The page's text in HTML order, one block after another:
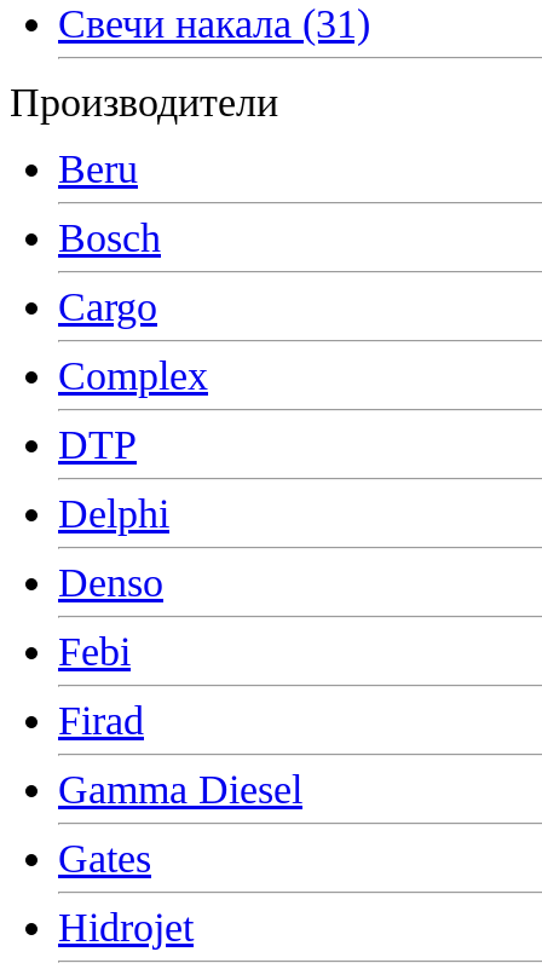
Свечи накала (31)
Производители
Beru
Bosch
Cargo
Complex
DTP
Delphi
Denso
Febi
Firad
Gamma Diesel
Gates
Hidrojet